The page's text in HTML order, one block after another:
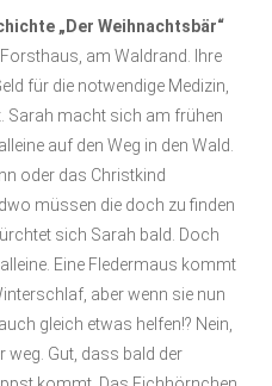
„Der Weihnachtsbär“
am Waldrand. Ihre
für die notwendige Medizin,
Sarah macht sich am frühen
auf den Weg in den Wald.
oder das Christkind
müssen die doch zu finden
sich Sarah bald. Doch
Eine Fledermaus kommt
aber wenn sie nun
gleich etwas helfen!? Nein,
weg. Gut, dass bald der